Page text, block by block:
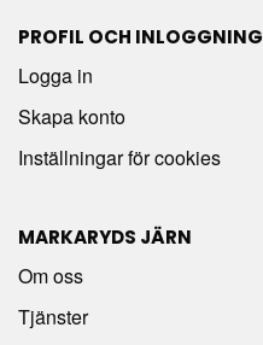
PROFIL OCH INLOGGNING
Logga in
Skapa konto
Inställningar för cookies
MARKARYDS JÄRN
Om oss
Tjänster